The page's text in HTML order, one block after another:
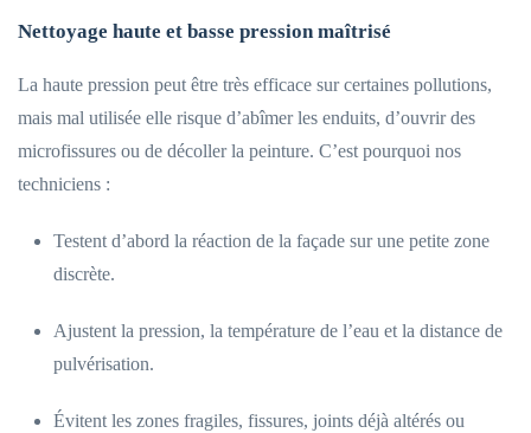
Nettoyage haute et basse pression maîtrisé
La haute pression peut être très efficace sur certaines pollutions,
mais mal utilisée elle risque d’abîmer les enduits, d’ouvrir des
microfissures ou de décoller la peinture. C’est pourquoi nos
techniciens :
Testent d’abord la réaction de la façade sur une petite zone
discrète.
Ajustent la pression, la température de l’eau et la distance de
pulvérisation.
Évitent les zones fragiles, fissures, joints déjà altérés ou